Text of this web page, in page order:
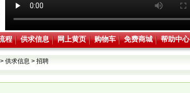
程 供求信息 网上黄页 购物车 免费商城 帮助中心
供求信息 > 招聘